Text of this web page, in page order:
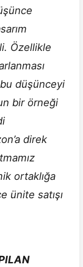
Özellikle
düşünceyi
bir örneği
direk
ortaklığa
ünite satışı